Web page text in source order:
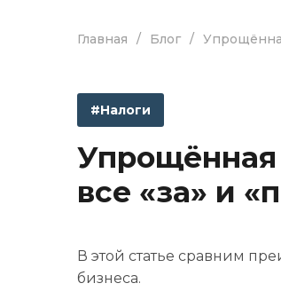
Главная / Блог /
#Налоги
Упрощённая
все «за» и
В этой статье сравним
бизнеса.